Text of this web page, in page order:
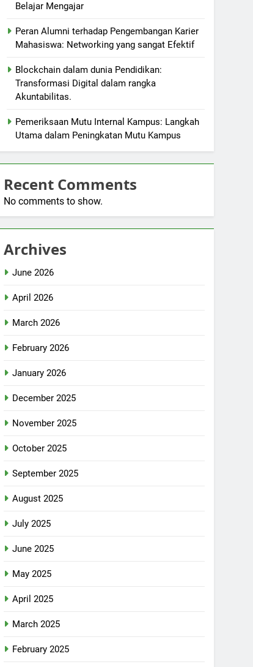
Belajar Mengajar
Peran Alumni terhadap Pengembangan Karier
Mahasiswa: Networking yang sangat Efektif
Blockchain dalam dunia Pendidikan:
Transformasi Digital dalam rangka
Akuntabilitas.
Pemeriksaan Mutu Internal Kampus: Langkah
Utama dalam Peningkatan Mutu Kampus
Recent Comments
No comments to show.
Archives
June 2026
April 2026
March 2026
February 2026
January 2026
December 2025
November 2025
October 2025
September 2025
August 2025
July 2025
June 2025
May 2025
April 2025
March 2025
February 2025